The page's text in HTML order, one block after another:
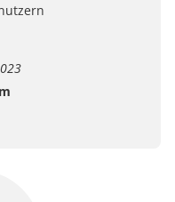
zu zeigen, wie